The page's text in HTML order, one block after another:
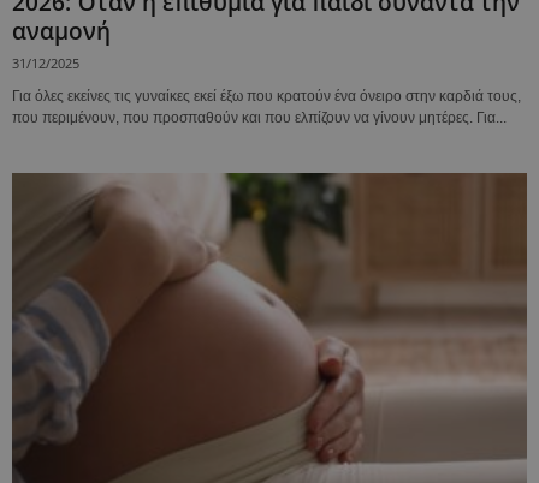
αναμονή
31/12/2025
Για όλες εκείνες τις γυναίκες εκεί έξω που κρατούν ένα όνειρο στην καρδιά τους,
που περιμένουν, που προσπαθούν και που ελπίζουν να γίνουν μητέρες. Για...